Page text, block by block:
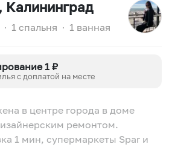
, Калининград
∙ 1 спальня ∙ 1 ванная
1 ₽
с доплатой на месте
в центре города в доме
ремонтом.
1 мин, супермаркеты Spar и